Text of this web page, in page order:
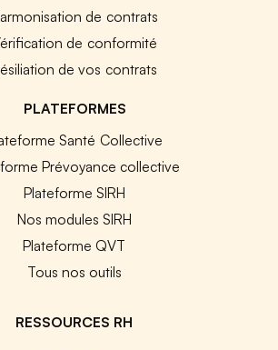
de contrats
de conformité
de vos contrats
PLATEFORMES
Santé Collective
Prévoyance collective
Plateforme SIRH
Nos modules SIRH
Plateforme QVT
Tous nos outils
RESSOURCES RH